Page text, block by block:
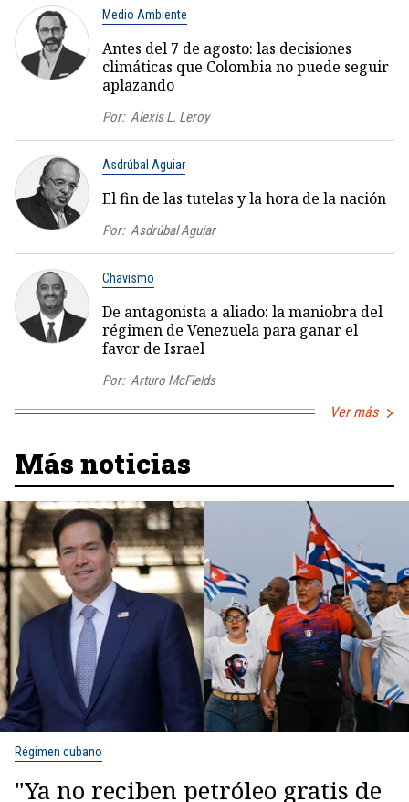
Medio Ambiente
Antes del 7 de agosto: las decisiones
climáticas que Colombia no puede seguir
aplazando
Por: Alexis L. Leroy
Asdrúbal Aguiar
El fin de las tutelas y la hora de la nación
Por: Asdrúbal Aguiar
Chavismo
De antagonista a aliado: la maniobra del
régimen de Venezuela para ganar el
favor de Israel
Por: Arturo McFields
Ver más
Más noticias
Régimen cubano
"Ya no reciben petróleo gratis de